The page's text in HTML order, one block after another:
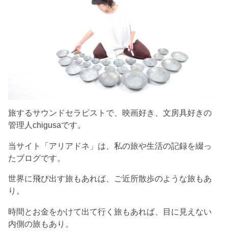
旅するサウンドセラピストで、映画好き、文房具好きの
管理人chigusaです。
当サイト「アリアドネ」は、私の旅や生活の記録を綴っ
たブログです。
世界に飛び出す旅もあれば、ご近所散歩のような旅もあ
り。
時間とお金をかけて出て行く旅もあれば、目に見えない
内側の旅もあり。